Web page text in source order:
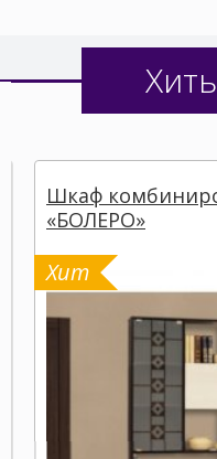
Шкаф
«БОЛЕРО»
Хит